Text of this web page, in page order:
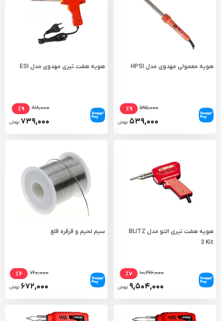
هویه معمولی مهدوی مدل HPSI
۵۹۵,۰۰۰ ٪۹
۵۳۹,۰۰۰ تومان
هویه هفت تیری مهدوی مدل ESI
۸۱۸,۰۰۰ ٪۹
۷۳۹,۰۰۰ تومان
هویه هفت تیری التو مدل BLITZ
3 Kit
۱۰,۲۹۶,۰۰۰ ٪۷
۹,۵۰۴,۰۰۰ تومان
سیم لحیم و قرقره قلع
۷۲۰,۰۰۰ ٪۶
۶۷۲,۰۰۰ تومان